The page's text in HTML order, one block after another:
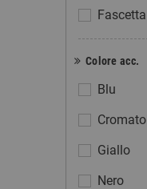
Fascetta
Colore acc.
Blu
Cromato
Giallo
Nero